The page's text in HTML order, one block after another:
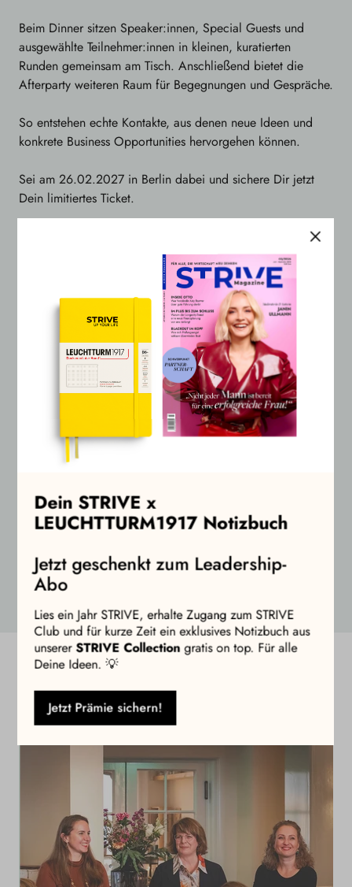
Beim Dinner sitzen Speaker:innen, Special Guests und
ausgewählte Teilnehmer:innen in kleinen, kuratierten
Runden gemeinsam am Tisch. Anschließend bietet die
Afterparty weiteren Raum für Begegnungen und Gespräche.
So entstehen echte Kontakte, aus denen neue Ideen und
konkrete Business Opportunities hervorgehen können.
Sei am 26.02.2027 in Berlin dabei und sichere Dir jetzt
Dein limitiertes Ticket.
Mehr STRIVE
Dein STRIVE x
LEUCHTTURM1917 Notizbuch
Jetzt geschenkt zum Leadership-
Abo
Lies ein Jahr STRIVE, erhalte Zugang zum STRIVE
Club und für kurze Zeit ein exklusives Notizbuch aus
unsererSTRIVE Collectiongratis on top. Für alle
Deine Ideen. 💡
Jetzt Prämie sichern!